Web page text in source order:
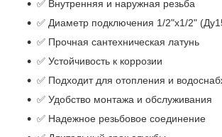
✅ Внутренняя и наружная резьба
✅ Диаметр подключения 1/2"х1/2"
✅ Прочная сантехническая латунь
✅ Устойчивость к коррозии
✅ Подходит для отопления и
✅ Удобство монтажа и обслуживания
✅ Надежное резьбовое соединение